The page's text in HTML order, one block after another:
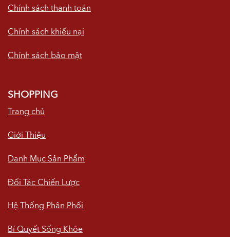
Chính sách thanh toán
Chính sách khiếu nại
Chính sách bảo mật
SHOPPING
Trang chủ
Giới Thiệu
Danh Mục Sản Phẩm
Đối Tác Chiến Lược
Hệ Thống Phân Phối
Bí Quyết Sống Khỏe